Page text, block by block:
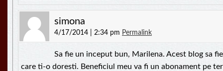
simona
4/17/2014 | 2:34 pm Permalink
Sa fie un inceput bun, Marilena. Acest blog sa
care ti-o doresti. Beneficiul meu va fi un abonament pe